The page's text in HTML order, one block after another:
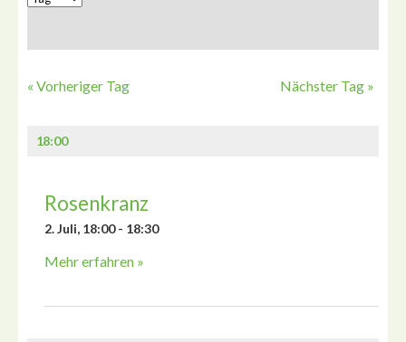
« Vorheriger Tag Nächster Tag »
18:00
Rosenkranz
2. Juli, 18:00- 18:30
Mehr erfahren »